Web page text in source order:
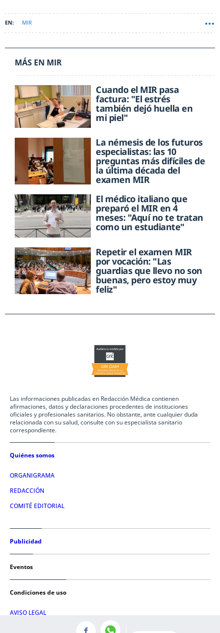
MIR
MÁS EN MIR
Cuando el MIR pasa
factura: "El estrés
también dejó huella en
mi piel"
La némesis de los futuros
especialistas: las 10
preguntas más difíciles de
la última década del
examen MIR
El médico italiano que
preparó el MIR en 4
meses: "Aquí no te tratan
como un estudiante"
Repetir el examen MIR
por vocación: "Las
guardias que llevo no son
buenas, pero estoy muy
feliz"
Las informaciones publicadas en Redacción Médica contienen
afirmaciones, datos y declaraciones procedentes de instituciones
oficiales y profesionales sanitarios. No obstante, ante cualquier duda
relacionada con su salud, consulte con su especialista sanitario
correspondiente.
Quiénes somos
ORGANIGRAMA
REDACCIÓN
COMITÉ EDITORIAL
Publicidad
Eventos
Condiciones de uso
AVISO LEGAL